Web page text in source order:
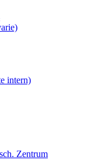
intern)
Zentrum